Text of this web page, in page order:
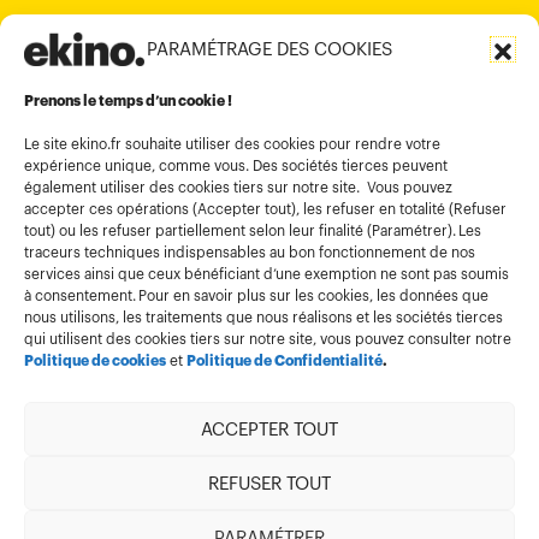
PARAMÉTRAGE DES COOKIES
Prenons le temps d’un cookie !
Le site ekino.fr souhaite utiliser des cookies pour rendre votre
expérience unique, comme vous. Des sociétés tierces peuvent
également utiliser des cookies tiers sur notre site. Vous pouvez
accepter ces opérations (Accepter tout), les refuser en totalité (Refuser
tout) ou les refuser partiellement selon leur finalité (Paramétrer). Les
traceurs techniques indispensables au bon fonctionnement de nos
services ainsi que ceux bénéficiant d’une exemption ne sont pas soumis
à consentement. Pour en savoir plus sur les cookies, les données que
nous utilisons, les traitements que nous réalisons et les sociétés tierces
qui utilisent des cookies tiers sur notre site, vous pouvez consulter notre
Politique de cookiesetPolitique de Confidentialité.
ACCEPTER TOUT
REFUSER TOUT
Informations légales
Conditions générales d’utilisation
Politique de confidentialité
Politique cookies
Gestion des cookies
Index égalité